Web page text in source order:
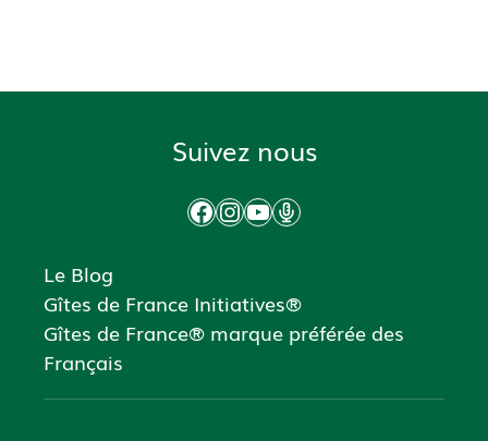
Suivez nous
Facebook
Instagram
YouTube
Podcast
Le Blog
Gîtes de France Initiatives®
Gîtes de France® marque préférée des
Français